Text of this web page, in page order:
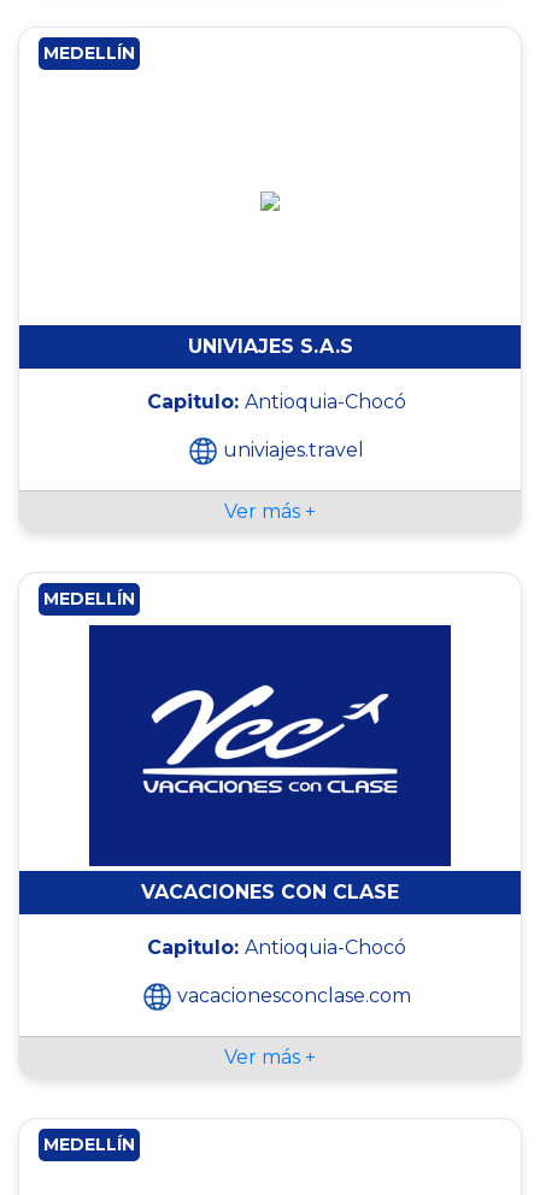
MEDELLÍN
UNIVIAJES S.A.S
Capitulo: Antioquia-Chocó
univiajes.travel
Ver más +
MEDELLÍN
VACACIONES CON CLASE
Capitulo: Antioquia-Chocó
vacacionesconclase.com
Ver más +
MEDELLÍN